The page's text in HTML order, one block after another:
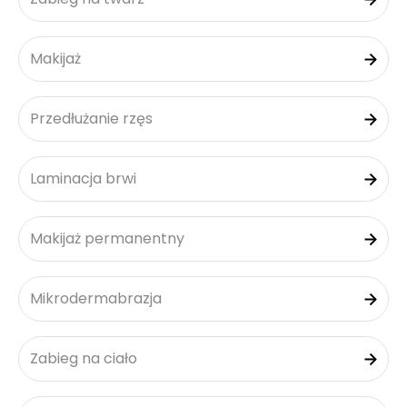
Makijaż
Przedłużanie rzęs
Laminacja brwi
Makijaż permanentny
Mikrodermabrazja
Zabieg na ciało